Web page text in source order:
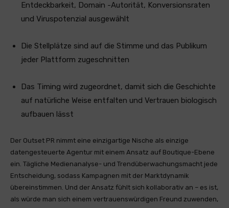
Entdeckbarkeit, Domain -Autorität, Konversionsraten
und Viruspotenzial ausgewählt
Die Stellplätze sind auf die Stimme und das Publikum
jeder Plattform zugeschnitten
Das Timing wird zugeordnet, damit sich die Geschichte
auf natürliche Weise entfalten und Vertrauen biologisch
aufbauen lässt
Der Outset PR nimmt eine einzigartige Nische als einzige
datengesteuerte Agentur mit einem Ansatz auf Boutique-Ebene
ein. Tägliche Medienanalyse- und Trendüberwachungsmacht jede
Entscheidung, sodass Kampagnen mit der Marktdynamik
übereinstimmen. Und der Ansatz fühlt sich kollaborativ an – es ist,
als würde man sich einem vertrauenswürdigen Freund zuwenden,